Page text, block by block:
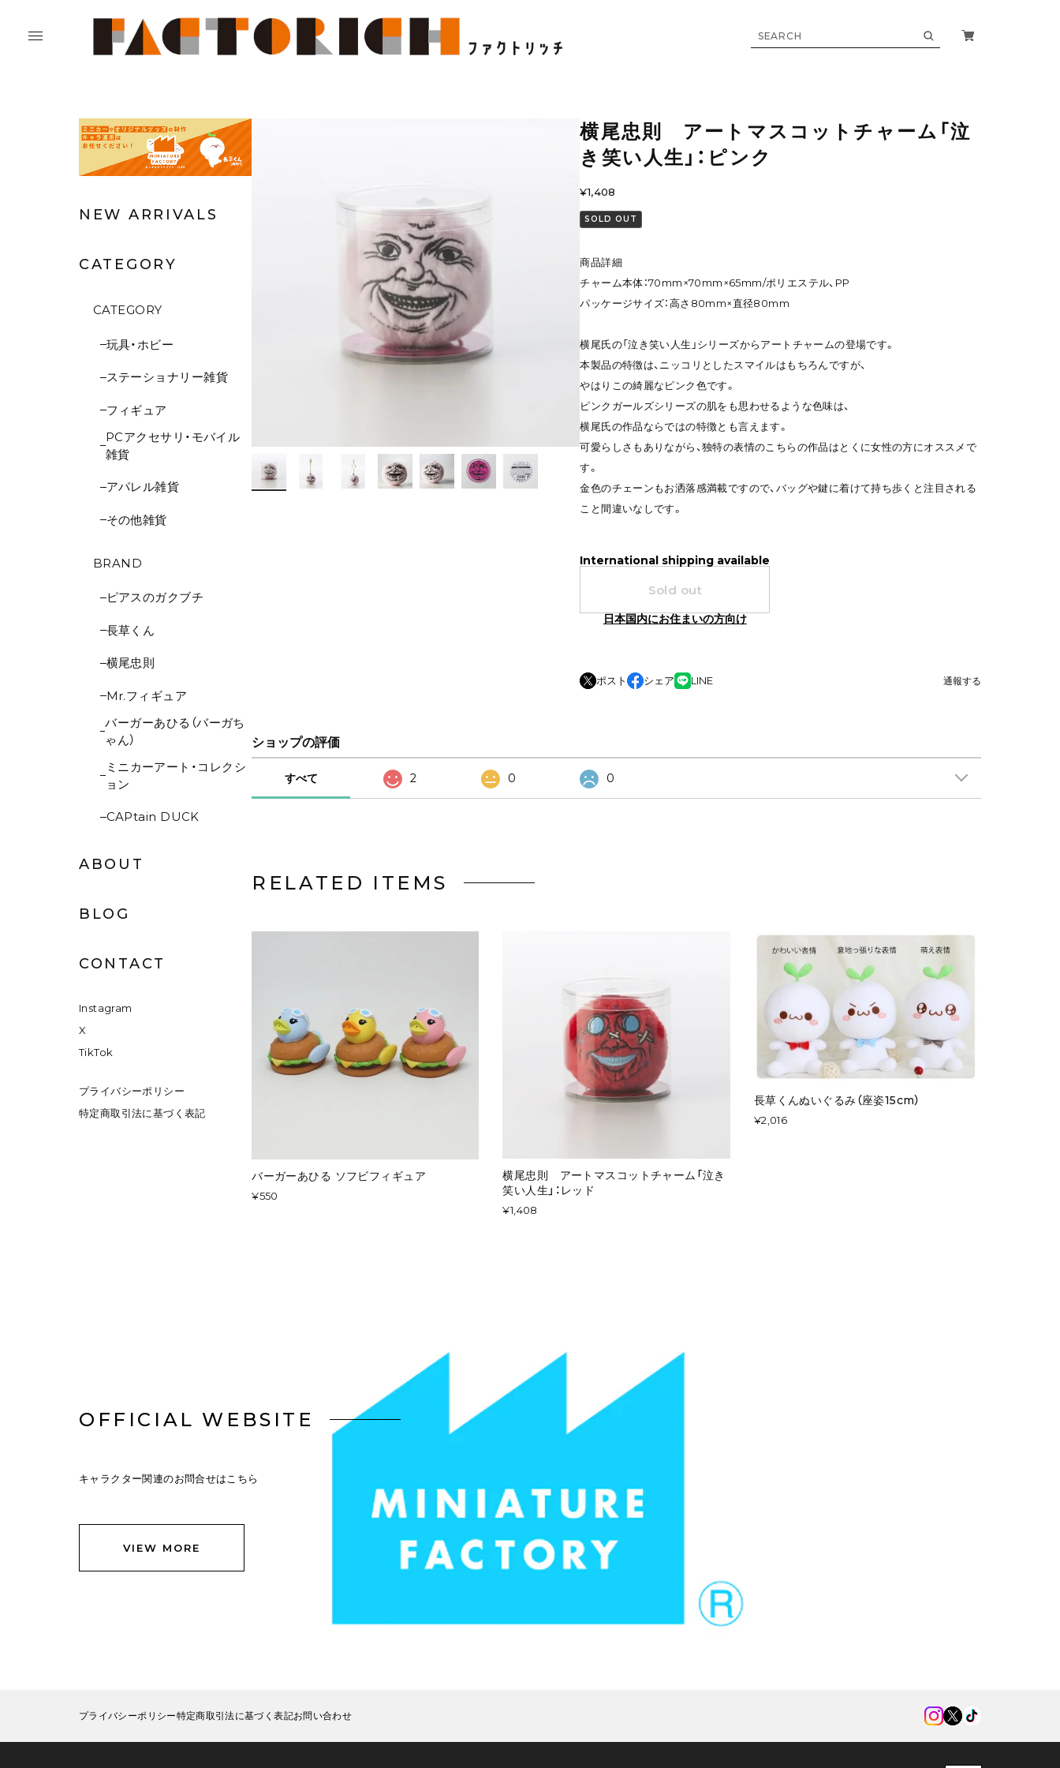
NEW ARRIVALS
CATEGORY
CATEGORY
玩具・ホビー
ステーショナリー雑貨
フィギュア
PCアクセサリ・モバイル
雑貨
アパレル雑貨
その他雑貨
BRAND
ピアスのガクブチ
長草くん
横尾忠則
Mr.フィギュア
バーガーあひる（バーガち
ゃん）
ミニカーアート・コレクシ
ョン
CAPtain DUCK
ABOUT
BLOG
CONTACT
Instagram
X
TikTok
プライバシーポリシー
特定商取引法に基づく表記
横尾忠則 アートマスコットチャーム「泣
き笑い人生」：ピンク
¥1,408
SOLD OUT
商品詳細
チャーム本体：70mm×70mm×65mm/ポリエステル、PP
パッケージサイズ：高さ80mm×直径80mm
横尾氏の「泣き笑い人生」シリーズからアートチャームの登場です。
本製品の特徴は、ニッコリとしたスマイルはもちろんですが、
やはりこの綺麗なピンク色です。
ピンクガールズシリーズの肌をも思わせるような色味は、
横尾氏の作品ならではの特徴とも言えます。
可愛らしさもありながら、独特の表情のこちらの作品はとくに女性の方にオススメで
す。
金色のチェーンもお洒落感満載ですので、バッグや鍵に着けて持ち歩くと注目される
こと間違いなしです。
International shipping available
Sold out
日本国内にお住まいの方向け
ポスト シェア LINE 通報する
ショップの評価
すべて 2 0 0
RELATED ITEMS
バーガーあひる ソフビフィギュア
¥550
横尾忠則 アートマスコットチャーム「泣き
笑い人生」：レッド
¥1,408
長草くんぬいぐるみ（座姿15cm）
¥2,016
OFFICIAL WEBSITE
キャラクター関連のお問合せはこちら
VIEW MORE
プライバシーポリシー特定商取引法に基づく表記お問い合わせ